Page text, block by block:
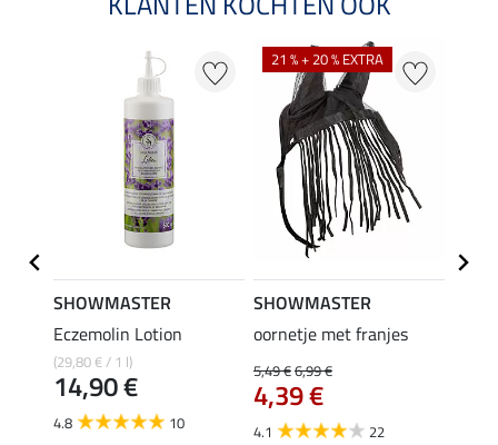
SHOWMASTER
Eczemolin Lotion
(29,80 € / 1 l)
14,90 €
4.8 10
21 % + 20 % EXTRA
SHOWMASTER
oornetje met franjes
5,49 €6,99 €
4,39 €
4.1 22